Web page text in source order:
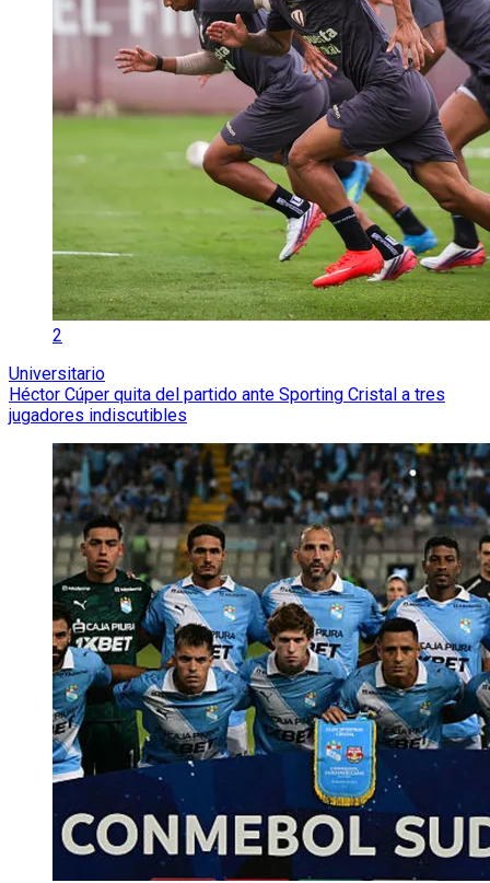
2
Universitario
Héctor Cúper quita del partido ante Sporting Cristal a tres
jugadores indiscutibles